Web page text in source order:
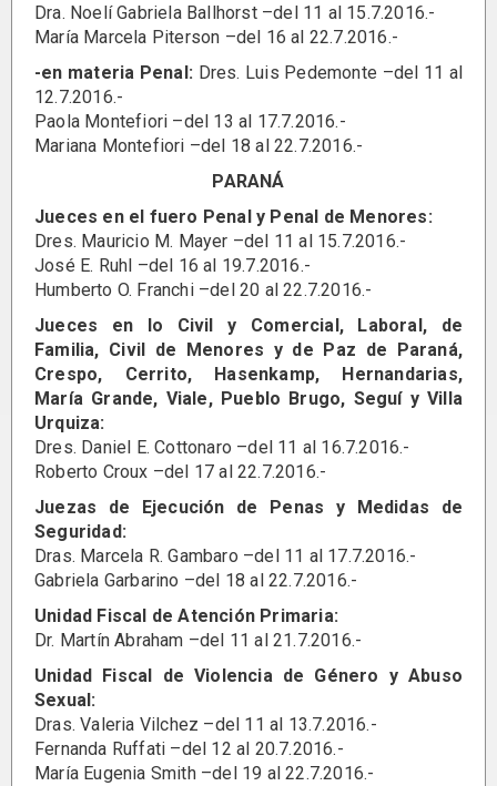
Dra. Noelí Gabriela Ballhorst –del 11 al 15.7.2016.-
María Marcela Piterson –del 16 al 22.7.2016.-
-en materia Penal: Dres. Luis Pedemonte –del 11 al
12.7.2016.-
Paola Montefiori –del 13 al 17.7.2016.-
Mariana Montefiori –del 18 al 22.7.2016.-
PARANÁ
Jueces en el fuero Penal y Penal de Menores:
Dres. Mauricio M. Mayer –del 11 al 15.7.2016.-
José E. Ruhl –del 16 al 19.7.2016.-
Humberto O. Franchi –del 20 al 22.7.2016.-
Jueces en lo Civil y Comercial, Laboral, de
Familia, Civil de Menores y de Paz de Paraná,
Crespo, Cerrito, Hasenkamp, Hernandarias,
María Grande, Viale, Pueblo Brugo, Seguí y Villa
Urquiza:
Dres. Daniel E. Cottonaro –del 11 al 16.7.2016.-
Roberto Croux –del 17 al 22.7.2016.-
Juezas de Ejecución de Penas y Medidas de
Seguridad:
Dras. Marcela R. Gambaro –del 11 al 17.7.2016.-
Gabriela Garbarino –del 18 al 22.7.2016.-
Unidad Fiscal de Atención Primaria:
Dr. Martín Abraham –del 11 al 21.7.2016.-
Unidad Fiscal de Violencia de Género y Abuso
Sexual:
Dras. Valeria Vilchez –del 11 al 13.7.2016.-
Fernanda Ruffati –del 12 al 20.7.2016.-
María Eugenia Smith –del 19 al 22.7.2016.-